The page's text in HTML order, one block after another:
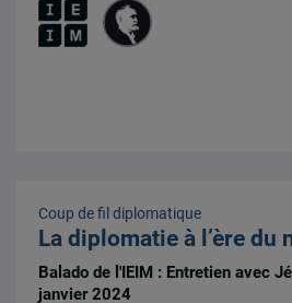
Coup de fil diplomatique
La diplomatie à l’ère du
Balado de l'IEIM : Entretien avec
janvier 2024